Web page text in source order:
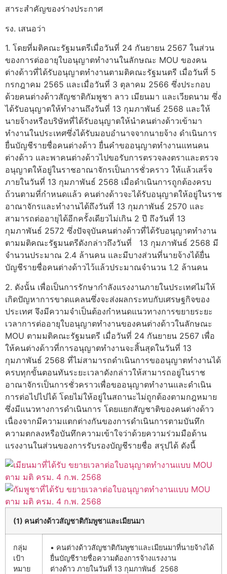
สาระสำคัญของร่างประกาศ
รง. เสนอว่า
1. โดยที่มติคณะรัฐมนตรีเมื่อวันที่ 24 กันยายน 2567 ในส่วน
ของการต่ออายุใบอนุญาตทำงานในลักษณะ MOU ของคน
ต่างด้าวที่ได้รับอนุญาตทำงานตามติคณะรัฐมนตรี เมื่อวันที่ 5
กรกฎาคม 2565 และเมื่อวันที่ 3 ตุลาคม 2566 ซึ่งประกอบ
ด้วยคนต่างด้าวสัญชาติกัมพูชา ลาว เมียนมา และเวียดนาม ซึ่ง
ได้รับอนุญาตให้ทำงานถึงวันที่ 13 กุมภาพันธ์ 2568 และให้
นายจ้างหรือบริษัทที่ได้รับอนุญาตให้นำคนต่างด้าวเข้ามา
ทำงานในประเทศซึ่งได้รับมอบอำนาจจากนายจ้าง ดำเนินการ
ยื่นบัญชีรายชื่อคนต่างด้าว ยื่นคำขออนุญาตทำงานแทนคน
ต่างด้าว และพาคนต่างด้าวไปขอรับการตรวจลงตราและตรวจ
อนุญาตให้อยู่ในราชอาณาจักรเป็นการชั่วคราว ให้แล้วเสร็จ
ภายในวันที่ 13 กุมภาพันธ์ 2568 เมื่อดำเนินการถูกต้องครบ
ถ้วนตามที่กำหนดแล้ว คนต่างด้าวจะได้รับอนุญาตให้อยู่ในราช
อาณาจักรและทำงานได้ถึงวันที่ 13 กุมภาพันธ์ 2570 และ
สามารถต่ออายุได้อีกครั้งเดียวไม่เกิน 2 ปี ถึงวันที่ 13
กุมภาพันธ์ 2572 ซึ่งปัจจุบันคนต่างด้าวที่ได้รับอนุญาตทำงาน
ตามมติคณะรัฐมนตรีดังกล่าวถึงวันที่ 13 กุมภาพันธ์ 2568 มี
จำนวนประมาณ 2.4 ล้านคน และมีบางส่วนที่นายจ้างได้ยื่น
บัญชีรายชื่อคนต่างด้าวไว้แล้วประมาณจำนวน 1.2 ล้านคน
2. ดังนั้น เพื่อเป็นการรักษากำลังแรงงานภายในประเทศไม่ให้
เกิดปัญหาการขาดแคลนซึ่งจะส่งผลกระทบกับเศรษฐกิจของ
ประเทศ จึงมีความจำเป็นต้องกำหนดแนวทางการขยายระยะ
เวลาการต่ออายุใบอนุญาตทำงานของคนต่างด้าวในลักษณะ
MOU ตามมติคณะรัฐมนตรี เมื่อวันที่ 24 กันยายน 2567 เพื่อ
ให้คนต่างด้าวที่การอนุญาตทำงานจะสิ้นสุดในวันที่ 13
กุมภาพันธ์ 2568 ที่ไม่สามารถดำเนินการขออนุญาตทำงานได้
ครบทุกขั้นตอนทันระยะเวลาดังกล่าวให้สามารถอยู่ในราช
อาณาจักรเป็นการชั่วคราวเพื่อขออนุญาตทำงานและดำเนิน
การต่อไปไปได้ โดยไม่ให้อยู่ในสถานะไม่ถูกต้องตามกฎหมาย
ซึ่งมีแนวทางการดำเนินการ โดยแยกสัญชาติของคนต่างด้าว
เนื่องจากมีความแตกต่างกันของการดำเนินการตามบันทึก
ความตกลงหรือบันทึกความเข้าใจว่าด้วยความร่วมมือด้าน
แรงงานในส่วนของการรับรองบัญชีรายชื่อ สรุปได้ ดังนี้
(1) คนต่างด้าวสัญชาติกัมพูชาและเมียนมา
กลุ่ม
เป้า
หมาย
• คนต่างด้าวสัญชาติกัมพูชาและเมียนมาที่นายจ้างได้
ยื่นบัญชีรายชื่อความต้องการจ้างแรงงาน
ต่างด้าว ภายในวันที่ 13 กุมภาพันธ์ 2568